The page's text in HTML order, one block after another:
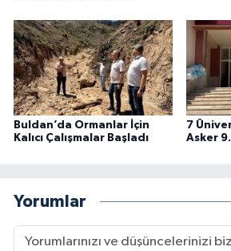
Buldan’da Ormanlar İçin
Kalıcı Çalışmalar Başladı
7
Asker
Yorumlar